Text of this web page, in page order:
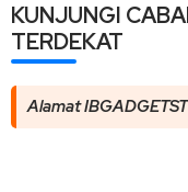
KUNJUNGI
TERDEKAT
Alamat